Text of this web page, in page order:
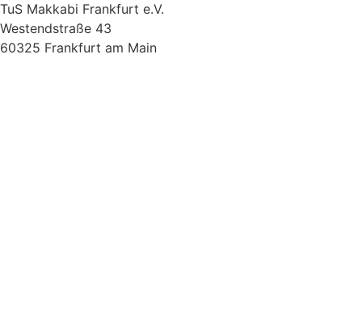
TuS Makkabi Frankfurt e.V.
Westendstraße 43
60325 Frankfurt am Main